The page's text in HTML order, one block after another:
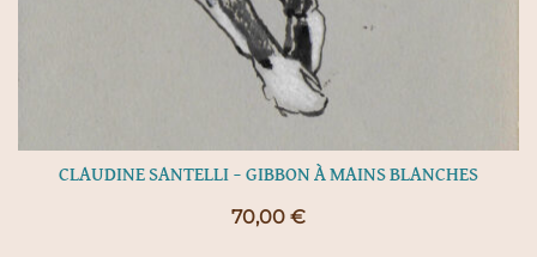
CLAUDINE SANTELLI – GIBBON À MAINS BLANCHES
70,00 €